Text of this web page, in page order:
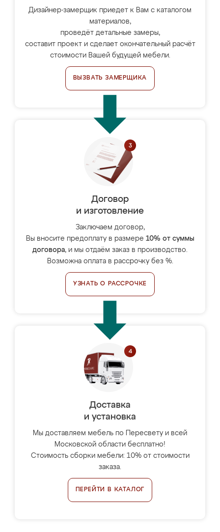
Дизайнер-замерщик приедет к Вам с каталогом
материалов,
проведёт детальные замеры,
составит проект и сделает окончательный расчёт
стоимости Вашей будущей мебели.
ВЫЗВАТЬ ЗАМЕРЩИКА
Договор
и изготовление
Заключаем договор,
Вы вносите предоплату в размере 10% от суммы
договора, и мы отдаём заказ в производство.
Возможна оплата в рассрочку без %.
УЗНАТЬ О РАССРОЧКЕ
Доставка
и установка
Мы доставляем мебель по Пересвету и всей
Московской области бесплатно!
Стоимость сборки мебели: 10% от стоимости
заказа.
ПЕРЕЙТИ В КАТАЛОГ